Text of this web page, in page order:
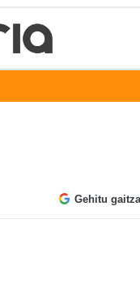
Gehitu